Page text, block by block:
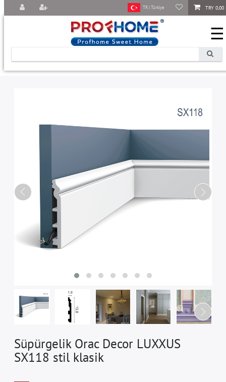
TRY 0,00
TR | Türkiye
☰
Süpürgelik Orac Decor LUXXUS
SX118 stil klasik